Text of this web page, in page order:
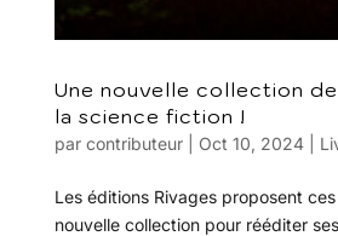
Une nouvelle collection
la science fiction !
par contributeur| Oct 10, 2024|
Les éditions Rivages proposent
nouvelle collection pour rééditer